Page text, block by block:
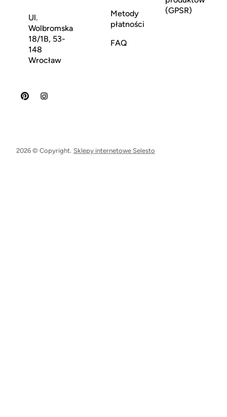
Ul.
Wolbromska
18/1B, 53-
148
Wrocław
Metody
płatności
FAQ
(GPSR)
2026 © Copyright. Sklepy internetowe Selesto